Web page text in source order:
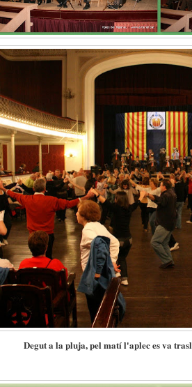
Degut a la pluja, pel matí l'aplec es va